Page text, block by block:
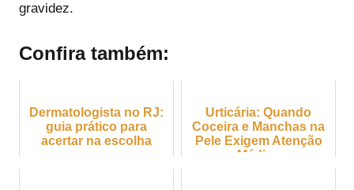
gravidez.
Confira também:
Dermatologista no RJ:
guia prático para
acertar na escolha
Urticária: Quando
Coceira e Manchas na
Pele Exigem Atenção
Médica